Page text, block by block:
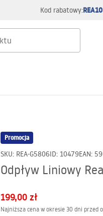
Kod rabatowy:REA10
Promocja
SKU: REA-G5806ID: 10479EAN:
Odpływ Liniowy
199,00 zł
Najniższa cena w okresie 30 dni przed